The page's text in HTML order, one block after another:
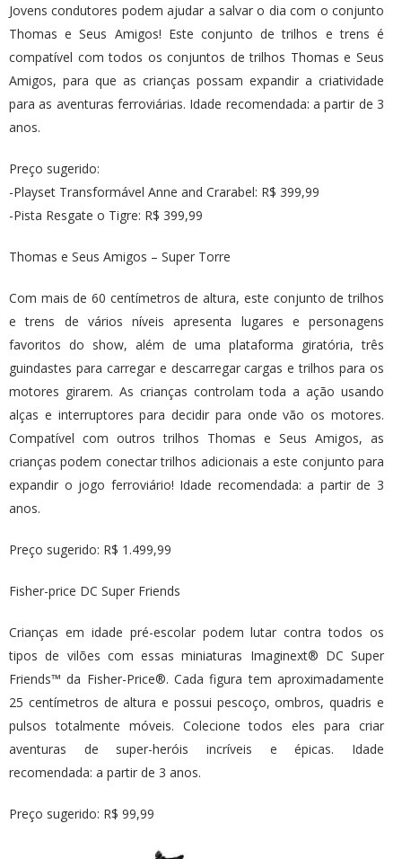
Jovens condutores podem ajudar a salvar o dia com o conjunto
Thomas e Seus Amigos! Este conjunto de trilhos e trens é
compatível com todos os conjuntos de trilhos Thomas e Seus
Amigos, para que as crianças possam expandir a criatividade
para as aventuras ferroviárias. Idade recomendada: a partir de 3
anos.
Preço sugerido:
-Playset Transformável Anne and Crarabel: R$ 399,99
-Pista Resgate o Tigre: R$ 399,99
Thomas e Seus Amigos – Super Torre
Com mais de 60 centímetros de altura, este conjunto de trilhos
e trens de vários níveis apresenta lugares e personagens
favoritos do show, além de uma plataforma giratória, três
guindastes para carregar e descarregar cargas e trilhos para os
motores girarem. As crianças controlam toda a ação usando
alças e interruptores para decidir para onde vão os motores.
Compatível com outros trilhos Thomas e Seus Amigos, as
crianças podem conectar trilhos adicionais a este conjunto para
expandir o jogo ferroviário! Idade recomendada: a partir de 3
anos.
Preço sugerido: R$ 1.499,99
Fisher-price DC Super Friends
Crianças em idade pré-escolar podem lutar contra todos os
tipos de vilões com essas miniaturas Imaginext® DC Super
Friends™ da Fisher-Price®. Cada figura tem aproximadamente
25 centímetros de altura e possui pescoço, ombros, quadris e
pulsos totalmente móveis. Colecione todos eles para criar
aventuras de super-heróis incríveis e épicas. Idade
recomendada: a partir de 3 anos.
Preço sugerido: R$ 99,99